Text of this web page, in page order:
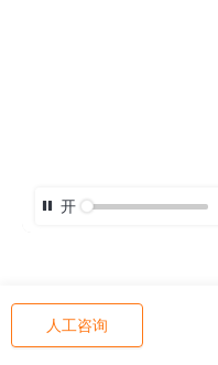
开
人工咨询